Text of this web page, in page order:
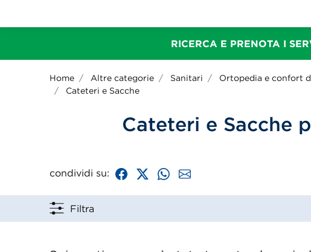
RICERCA E PRENOTA I
Home Altre categorie Sanitari Ortopedia e confort
Cateteri e Sacche
Cateteri e Sacche
condividi su:
Filtra